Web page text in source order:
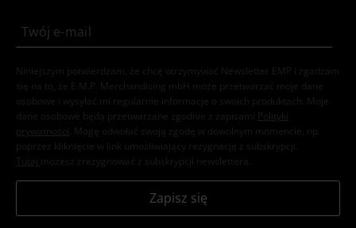
Niniejszym potwierdzam, że chcę otrzymywać Newsletter EMP i zgadzam
się na to, że E.M.P. Merchandising mbH może przetwarzać moje dane
osobowe i wysyłać mi regularnie informacje o swoich produktach. Moje
dane osobowe będą przetwarzane zgodnie z zapisami
Polityki
prywatności . Mogę odwołać swoją zgodę w dowolnym momencie, np.
poprzez kliknięcie w link umożliwiający rezygnację z subskrypcji.
Tutaj możesz zrezygnować z subskrypcji newslettera.
Zapisz się